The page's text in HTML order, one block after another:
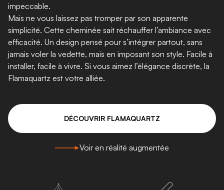
impeccable.
Mais ne vous laissez pas tromper par son apparente
simplicité. Cette cheminée sait réchauffer l’ambiance avec
efficacité. Un design pensé pour s’intégrer partout, sans
jamais voler la vedette, mais en imposant son style. Facile à
installer, facile à vivre. Si vous aimez l’élégance discrète, la
Flamaquartz est votre alliée.
DÉCOUVRIR FLAMAQUARTZ
Voir en réalité augmentée